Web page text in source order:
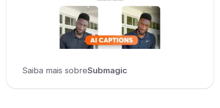
Saiba mais sobreSubmagic